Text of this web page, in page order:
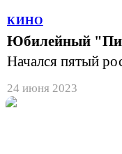
КИНО
Юбилейный
Начался пятый
24 июня 2023